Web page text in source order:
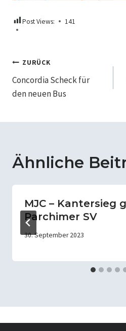
Post Views: 141
ZURÜCK
Concordia Scheck für
den neuen Bus
Ähnliche
MJC – Kantersieg
Parchimer SV
30. September 2023